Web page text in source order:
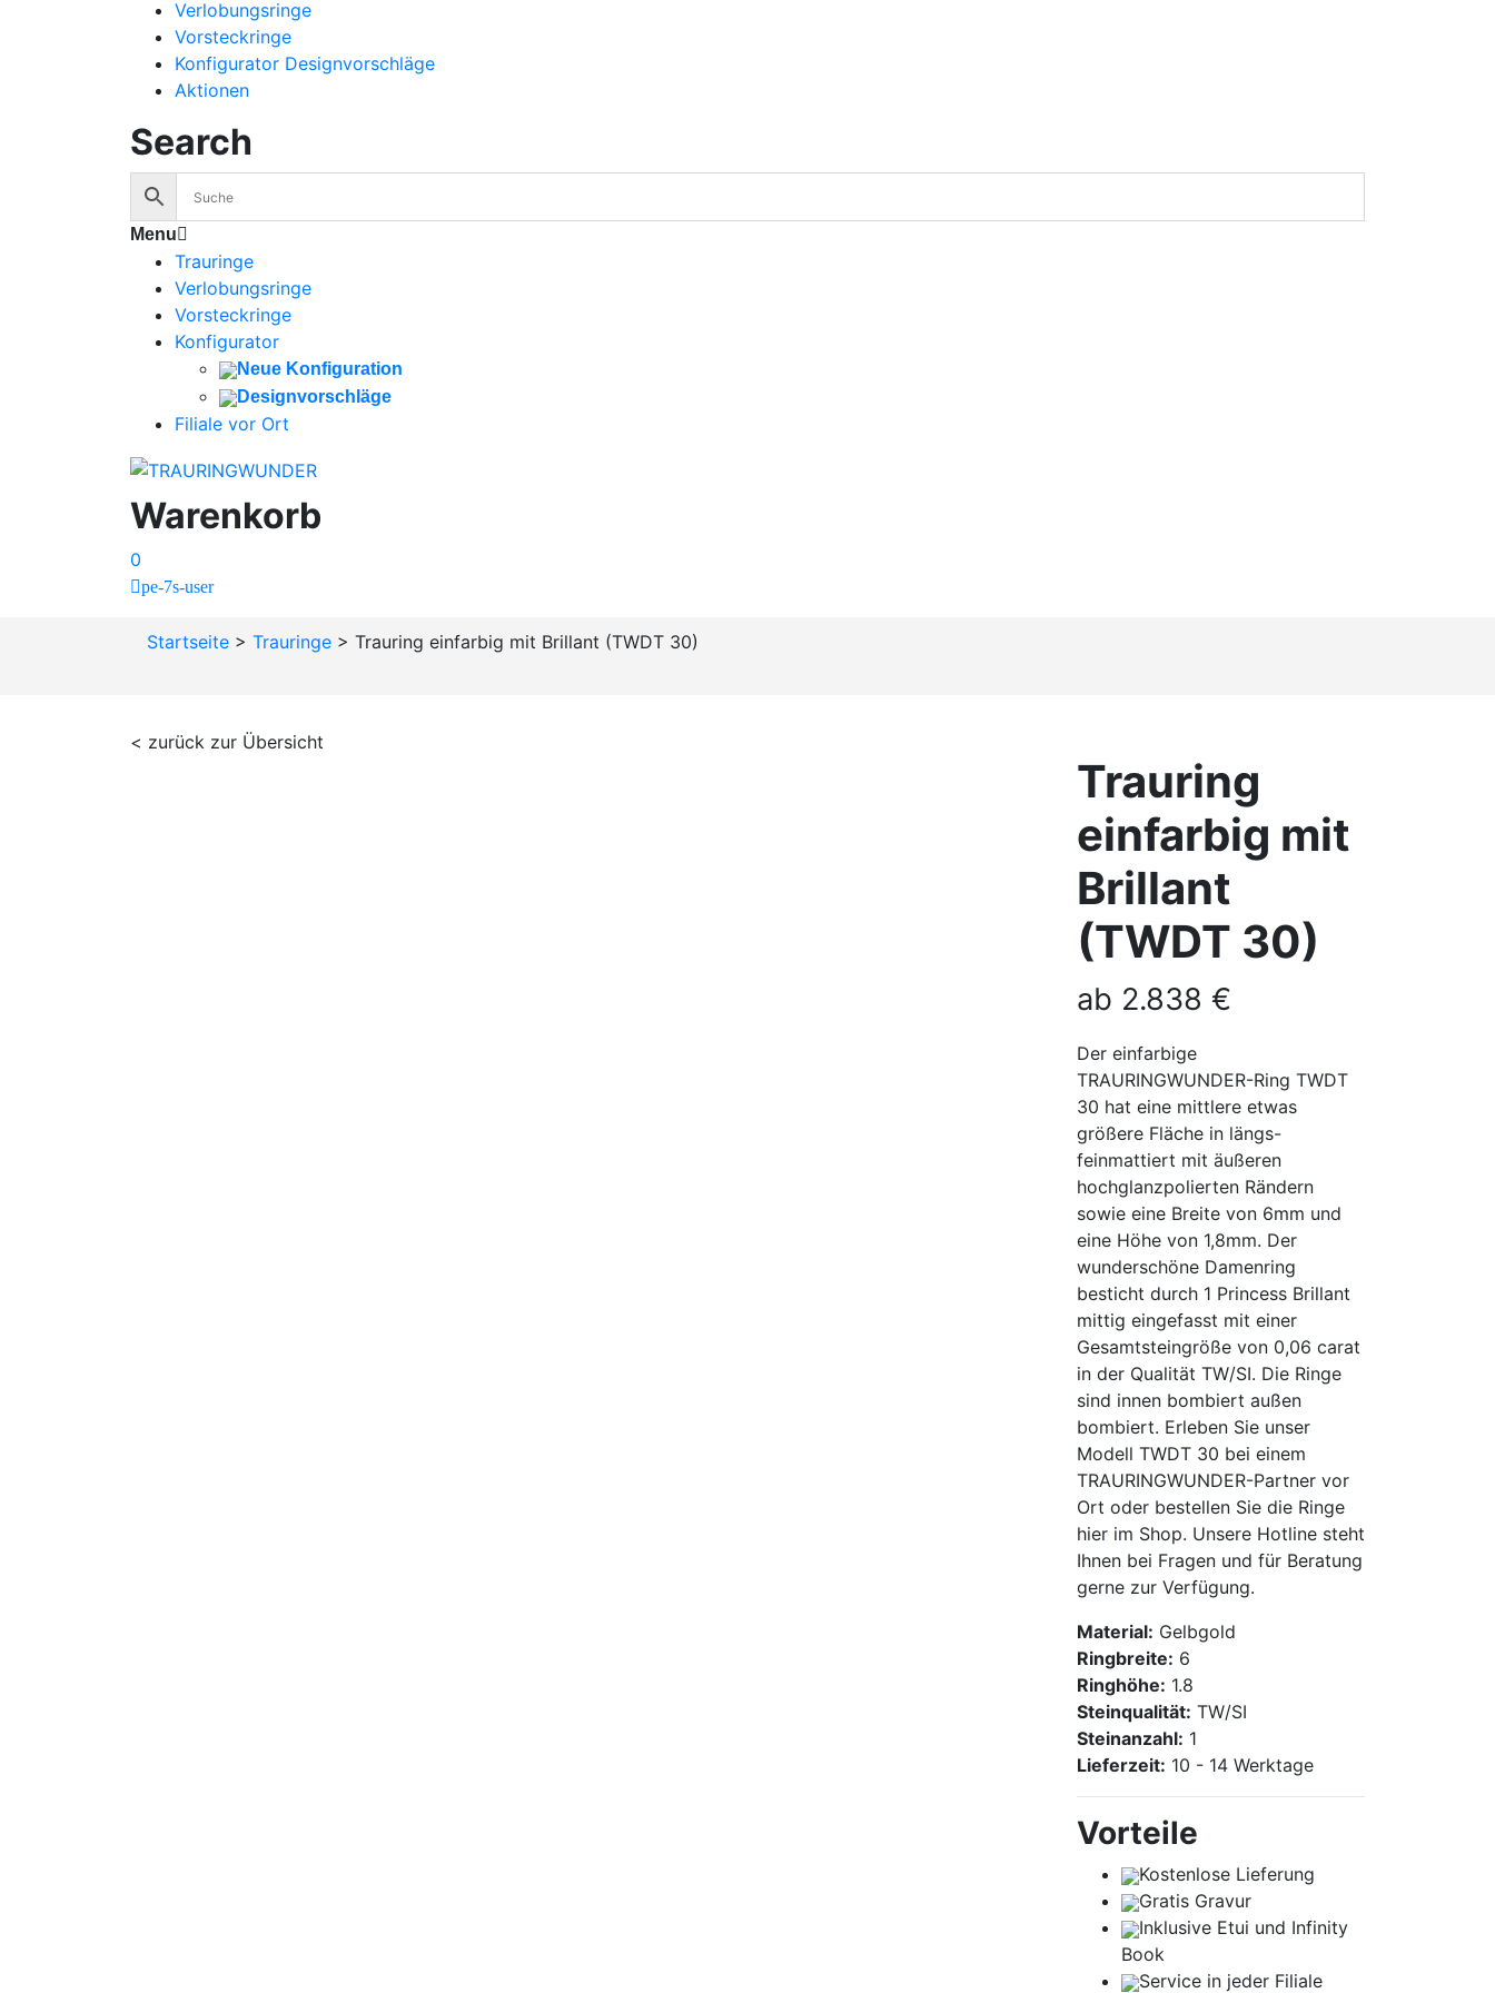
Verlobungsringe
Vorsteckringe
Konfigurator Designvorschläge
Aktionen
Search
Menu
Trauringe
Verlobungsringe
Vorsteckringe
Konfigurator
Neue Konfiguration
Designvorschläge
Filiale vor Ort
Warenkorb
0
pe-7s-user
Startseite > Trauringe > Trauring einfarbig mit Brillant (TWDT 30)
< zurück zur Übersicht
Trauring
einfarbig mit
Brillant
(TWDT 30)
ab 2.838 €
Der einfarbige
TRAURINGWUNDER-Ring TWDT
30 hat eine mittlere etwas
größere Fläche in längs-
feinmattiert mit äußeren
hochglanzpolierten Rändern
sowie eine Breite von 6mm und
eine Höhe von 1,8mm. Der
wunderschöne Damenring
besticht durch 1 Princess Brillant
mittig eingefasst mit einer
Gesamtsteingröße von 0,06 carat
in der Qualität TW/SI. Die Ringe
sind innen bombiert außen
bombiert. Erleben Sie unser
Modell TWDT 30 bei einem
TRAURINGWUNDER-Partner vor
Ort oder bestellen Sie die Ringe
hier im Shop. Unsere Hotline steht
Ihnen bei Fragen und für Beratung
gerne zur Verfügung.
Material: Gelbgold
Ringbreite: 6
Ringhöhe: 1.8
Steinqualität: TW/SI
Steinanzahl: 1
Lieferzeit: 10 - 14 Werktage
Vorteile
Kostenlose Lieferung
Gratis Gravur
Inklusive Etui und Infinity
Book
Service in jeder Filiale